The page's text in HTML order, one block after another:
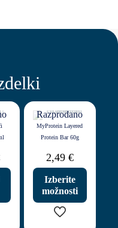
Razprodano
MyProtein Layered
Protein Bar 60g
2,49 €
Izberite
možnosti